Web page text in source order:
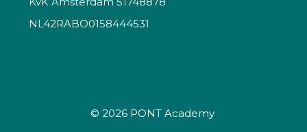
NL42RABO0158444531
© 2026 PONT Academy